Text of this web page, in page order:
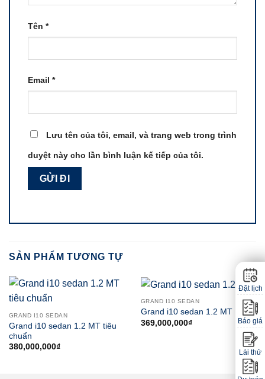
Tên *
Email *
Lưu tên của tôi, email, và trang web trong trình
duyệt này cho lần bình luận kế tiếp của tôi.
SẢN PHẨM TƯƠNG TỰ
GRAND I10 SEDAN
Grand i10 sedan 1.2 MT tiêu
chuẩn
380,000,000₫
GRAND I10 SEDAN
Grand i10 sedan 1.2 MT
369,000,000₫
Đặt lịch
Báo giá
Lái thử